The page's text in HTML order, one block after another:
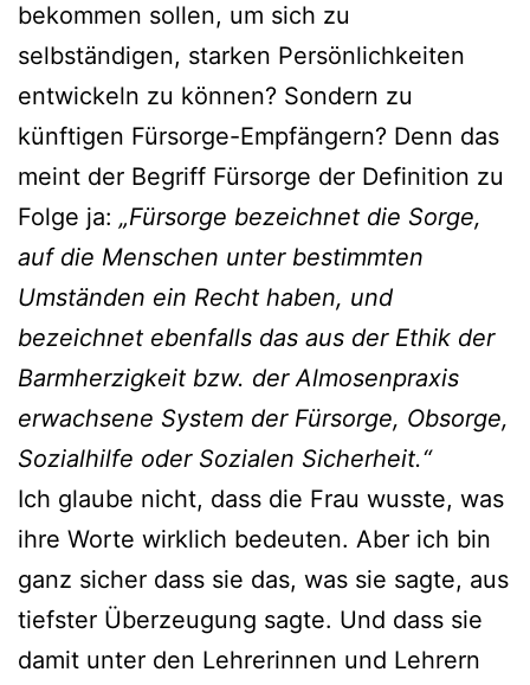
bekommen sollen, um sich zu
selbständigen, starken Persönlichkeiten
entwickeln zu können? Sondern zu
künftigen Fürsorge-Empfängern? Denn das
meint der Begriff Fürsorge der Definition zu
Folge ja: „Fürsorge bezeichnet die Sorge,
auf die Menschen unter bestimmten
Umständen ein Recht haben, und
bezeichnet ebenfalls das aus der Ethik der
Barmherzigkeit bzw. der Almosenpraxis
erwachsene System der Fürsorge, Obsorge,
Sozialhilfe oder Sozialen Sicherheit.“
Ich glaube nicht, dass die Frau wusste, was
ihre Worte wirklich bedeuten. Aber ich bin
ganz sicher dass sie das, was sie sagte, aus
tiefster Überzeugung sagte. Und dass sie
damit unter den Lehrerinnen und Lehrern